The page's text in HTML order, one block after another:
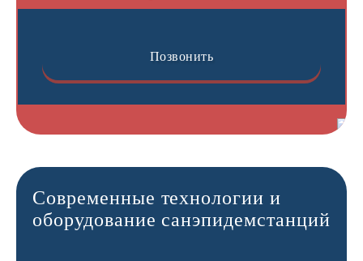
Позвонить
Современные технологии и
оборудование санэпидемстанций